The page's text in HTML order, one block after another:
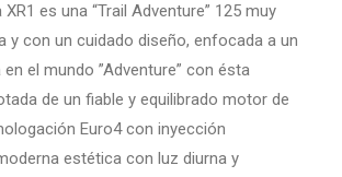
es una “Trail Adventure” 125 muy
y con un cuidado diseño, enfocada a un
el mundo ”Adventure” con ésta
de un fiable y equilibrado motor de
Euro4 con inyección
estética con luz diurna y